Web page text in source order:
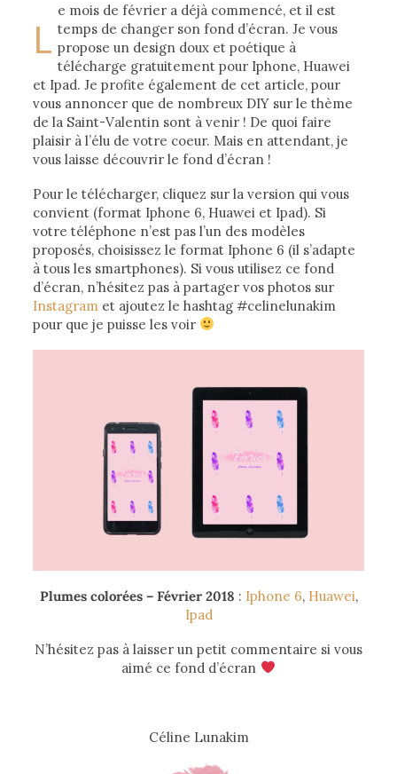
L
e mois de février a déjà commencé, et il est
temps de changer son fond d’écran. Je vous
propose un design doux et poétique à
télécharge gratuitement pour Iphone, Huawei
et Ipad. Je profite également de cet article, pour
vous annoncer que de nombreux DIY sur le thème
de la Saint-Valentin sont à venir ! De quoi faire
plaisir à l’élu de votre coeur. Mais en attendant, je
vous laisse découvrir le fond d’écran !
Pour le télécharger, cliquez sur la version qui vous
convient (format Iphone 6, Huawei et Ipad). Si
votre téléphone n’est pas l’un des modèles
proposés, choisissez le format Iphone 6 (il s’adapte
à tous les smartphones). Si vous utilisez ce fond
d’écran, n’hésitez pas à partager vos photos sur
Instagram et ajoutez le hashtag #celinelunakim
pour que je puisse les voir
Plumes colorées – Février 2018 : Iphone 6, Huawei,
Ipad
N’hésitez pas à laisser un petit commentaire si vous
aimé ce fond d’écran
Céline Lunakim